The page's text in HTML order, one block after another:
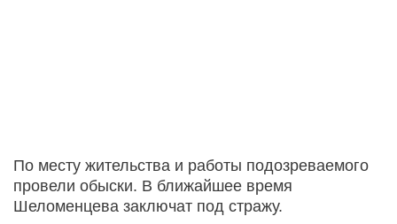
По месту жительства и работы подозреваемого
провели обыски. В ближайшее время
Шеломенцева заключат под стражу.